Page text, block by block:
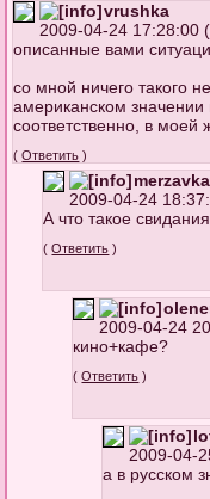
vrushka
2009-04-24 17:28:00 (
описанные вами
со мной ничего такого
американском значении
соответственно, в моей
(Ответить )
merzavka
2009-04-24
А что такое
(Ответить )
2009-04-24
кино+кафе?
(Ответить )
2009-04-
а в русском